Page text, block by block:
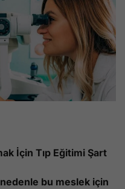
İçin Tıp Eğitimi Şart
bu meslek için